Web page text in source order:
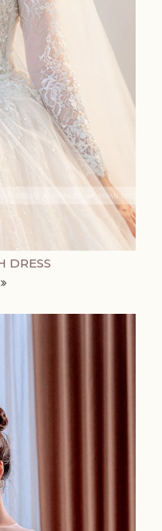
DRESS